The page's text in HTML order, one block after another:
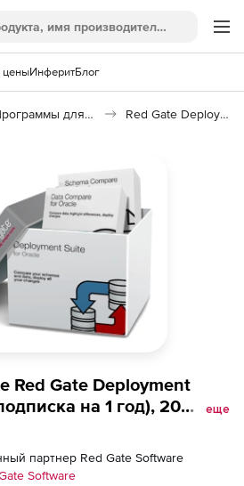
ценыИнферитБлог
Программы для работы с базами данных Red Gate Deployment Suite for Oracle
Red Gate Deployment
на 1 год), 20
еще
партнер Red Gate Software
Software